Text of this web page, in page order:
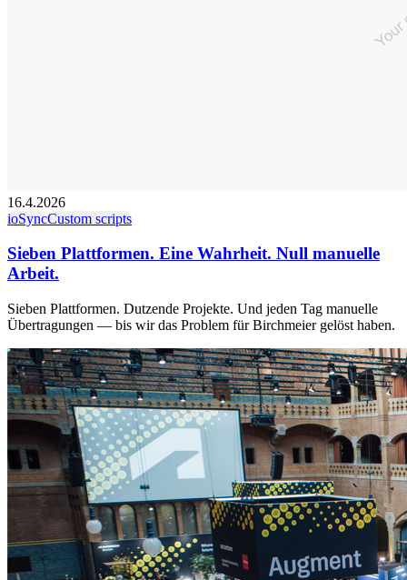
16.4.2026
ioSyncCustom scripts
Sieben Plattformen. Eine Wahrheit. Null manuelle
Arbeit.
Sieben Plattformen. Dutzende Projekte. Und jeden Tag manuelle
Übertragungen — bis wir das Problem für Birchmeier gelöst haben.